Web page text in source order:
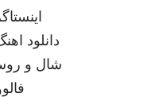
دانلود
شال و